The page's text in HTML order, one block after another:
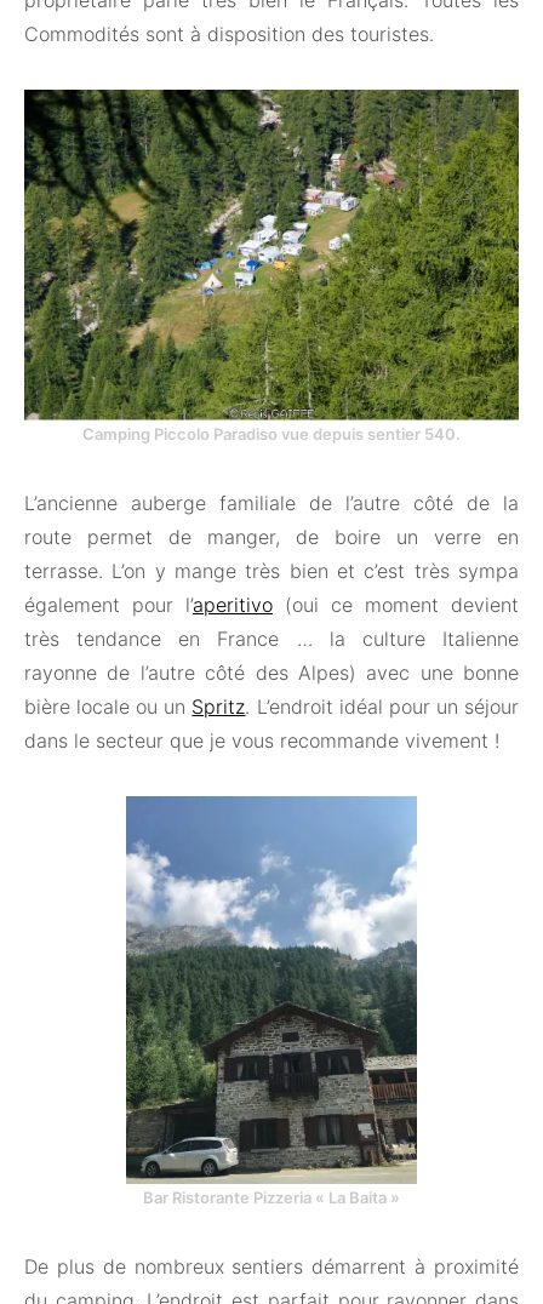
Commodités sont à disposition des touristes.
Camping Piccolo Paradiso vue depuis sentier 540.
L’ancienne auberge familiale de l’autre côté de la
route permet de manger, de boire un verre en
terrasse. L’on y mange très bien et c’est très sympa
également pour l’aperitivo (oui ce moment devient
très tendance en France … la culture Italienne
rayonne de l’autre côté des Alpes) avec une bonne
bière locale ou un Spritz. L’endroit idéal pour un séjour
dans le secteur que je vous recommande vivement !
Bar Ristorante Pizzeria « La Baita »
De plus de nombreux sentiers démarrent à proximité